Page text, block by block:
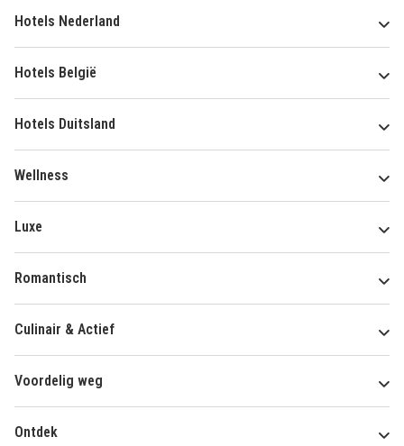
Hotels Nederland
Hotels België
Hotels Duitsland
Wellness
Luxe
Romantisch
Culinair & Actief
Voordelig weg
Ontdek